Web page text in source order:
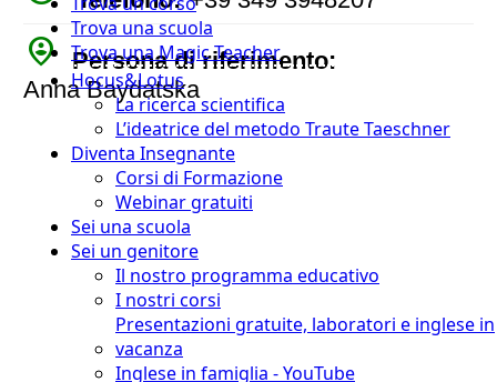
Trova una scuola
Trova una Magic Teacher
Hocus&Lotus
La ricerca scientifica
L’ideatrice del metodo Traute Taeschner
Diventa Insegnante
Corsi di Formazione
Webinar gratuiti
Sei una scuola
Sei un genitore
Il nostro programma educativo
I nostri corsi
Presentazioni gratuite, laboratori e inglese in
vacanza
Inglese in famiglia - YouTube
person_pin_circle Persona di riferimento:
Anna Baydatska